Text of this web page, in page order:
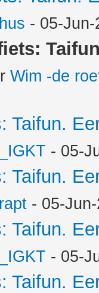
- 05-
Wim -de
Taifun.
- 05-
Taifun.
- 05-
Taifun.
- 05-
Taifun.